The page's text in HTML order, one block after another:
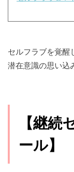
セルフラブを覚醒
潜在意識の思い込
【継続
ール】